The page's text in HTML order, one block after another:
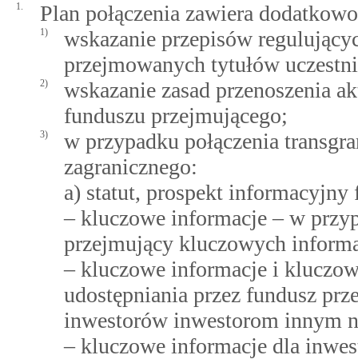
1. Plan połączenia zawiera
1)
wskazanie przepisów
przejmowanych tytułów
2)
wskazanie zasad przenoszenia
funduszu przejmującego;
3)
w przypadku połączenia
zagranicznego:
a) statut, prospekt informacyjny
– kluczowe informacje – w
przejmujący kluczowych
– kluczowe informacje i
udostępniania przez fundusz
inwestorów inwestorom innym
– kluczowe informacje dla